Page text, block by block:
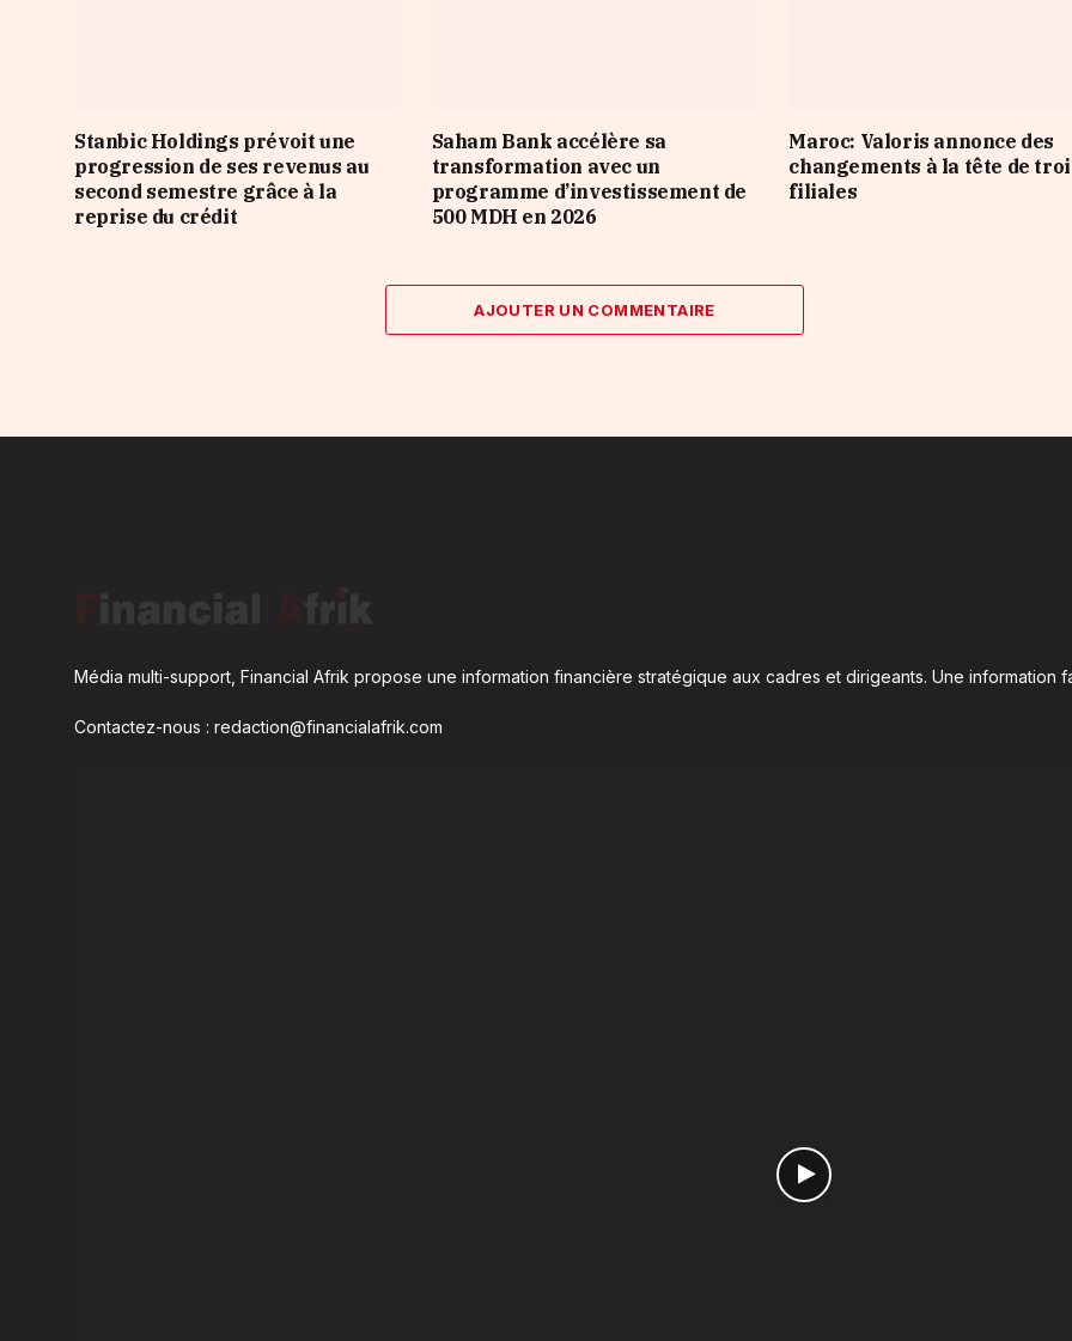
Stanbic Holdings prévoit une
progression de ses revenus au
second semestre grâce à la
reprise du crédit
Saham Bank accélère sa
transformation avec un
programme d’investissement de
500 MDH en 2026
Maroc: Valoris annonce des
changements à la tête de
filiales
AJOUTER UN COMMENTAIRE
Média multi-support, Financial Afrik propose une information financière stratégique aux cadres et dirigeants. Une information
Contactez-nous : redaction@financialafrik.com